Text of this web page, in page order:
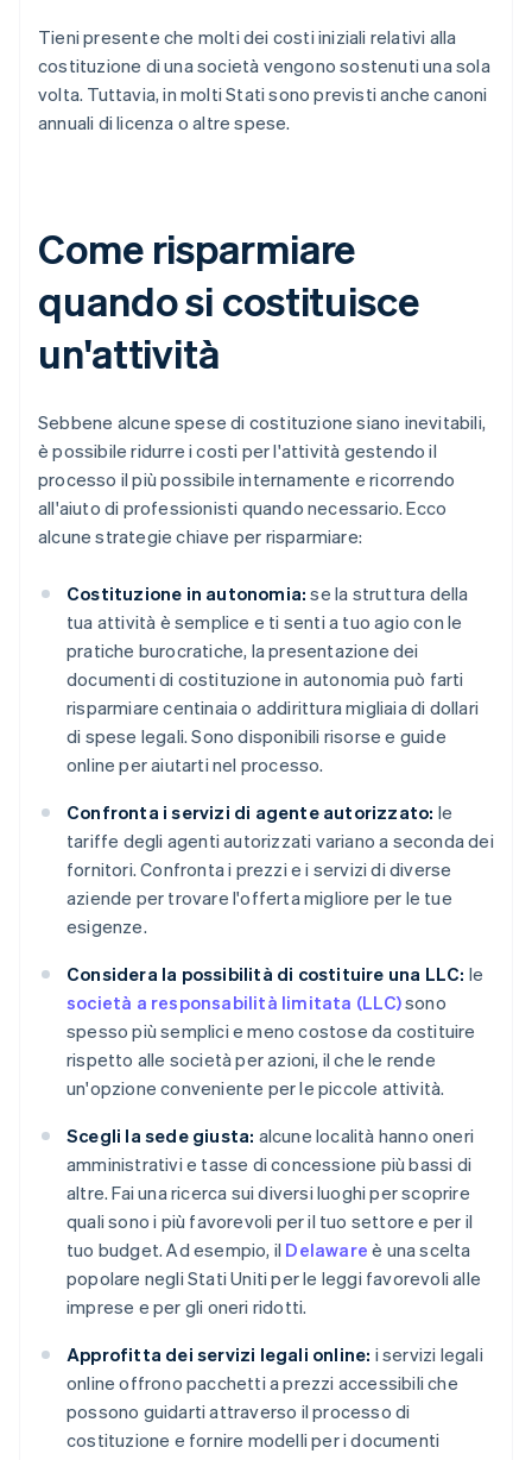
Tieni presente che molti dei costi iniziali relativi alla
costituzione di una società vengono sostenuti una sola
volta. Tuttavia, in molti Stati sono previsti anche canoni
annuali di licenza o altre spese.
Come risparmiare
quando si costituisce
un'attività
Sebbene alcune spese di costituzione siano inevitabili,
è possibile ridurre i costi per l'attività gestendo il
processo il più possibile internamente e ricorrendo
all'aiuto di professionisti quando necessario. Ecco
alcune strategie chiave per risparmiare:
Costituzione in autonomia: se la struttura della
tua attività è semplice e ti senti a tuo agio con le
pratiche burocratiche, la presentazione dei
documenti di costituzione in autonomia può farti
risparmiare centinaia o addirittura migliaia di dollari
di spese legali. Sono disponibili risorse e guide
online per aiutarti nel processo.
Confronta i servizi di agente autorizzato: le
tariffe degli agenti autorizzati variano a seconda dei
fornitori. Confronta i prezzi e i servizi di diverse
aziende per trovare l'offerta migliore per le tue
esigenze.
Considera la possibilità di costituire una LLC: le
società a responsabilità limitata (LLC)sono
spesso più semplici e meno costose da costituire
rispetto alle società per azioni, il che le rende
un'opzione conveniente per le piccole attività.
Scegli la sede giusta: alcune località hanno oneri
amministrativi e tasse di concessione più bassi di
altre. Fai una ricerca sui diversi luoghi per scoprire
quali sono i più favorevoli per il tuo settore e per il
tuo budget. Ad esempio, il Delaware è una scelta
popolare negli Stati Uniti per le leggi favorevoli alle
imprese e per gli oneri ridotti.
Approfitta dei servizi legali online: i servizi legali
online offrono pacchetti a prezzi accessibili che
possono guidarti attraverso il processo di
costituzione e fornire modelli per i documenti